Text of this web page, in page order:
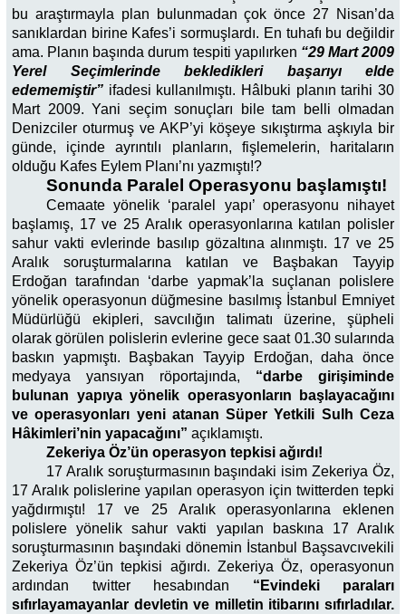
bu araştırmayla plan bulunmadan çok önce 27 Nisan’da
sanıklardan birine Kafes’i sormuşlardı. En tuhafı bu değildir
ama. Planın başında durum tespiti yapılırken “29 Mart 2009
Yerel Seçimlerinde bekledikleri başarıyı elde
edememiştir” ifadesi kullanılmıştı. Hâlbuki planın tarihi 30
Mart 2009. Yani seçim sonuçları bile tam belli olmadan
Denizciler oturmuş ve AKP’yi köşeye sıkıştırma aşkıyla bir
günde, içinde ayrıntılı planların, fişlemelerin, haritaların
olduğu Kafes Eylem Planı’nı yazmıştı!?
Sonunda Paralel Operasyonu başlamıştı!
Cemaate yönelik ‘paralel yapı’ operasyonu nihayet
başlamış, 17 ve 25 Aralık operasyonlarına katılan polisler
sahur vakti evlerinde basılıp gözaltına alınmıştı. 17 ve 25
Aralık soruşturmalarına katılan ve Başbakan Tayyip
Erdoğan tarafından ‘darbe yapmak’la suçlanan polislere
yönelik operasyonun düğmesine basılmış İstanbul Emniyet
Müdürlüğü ekipleri, savcılığın talimatı üzerine, şüpheli
olarak görülen polislerin evlerine gece saat 01.30 sularında
baskın yapmıştı. Başbakan Tayyip Erdoğan, daha önce
medyaya yansıyan röportajında, “darbe girişiminde
bulunan yapıya yönelik operasyonların başlayacağını
ve operasyonları yeni atanan Süper Yetkili Sulh Ceza
Hâkimleri’nin yapacağını” açıklamıştı.
Zekeriya Öz’ün operasyon tepkisi ağırdı!
17 Aralık soruşturmasının başındaki isim Zekeriya Öz,
17 Aralık polislerine yapılan operasyon için twitterden tepki
yağdırmıştı! 17 ve 25 Aralık operasyonlarına eklenen
polislere yönelik sahur vakti yapılan baskına 17 Aralık
soruşturmasının başındaki dönemin İstanbul Başsavcıvekili
Zekeriya Öz’ün tepkisi ağırdı. Zekeriya Öz, operasyonun
ardından twitter hesabından “Evindeki paraları
sıfırlayamayanlar devletin ve milletin itibarını sıfırladılar.